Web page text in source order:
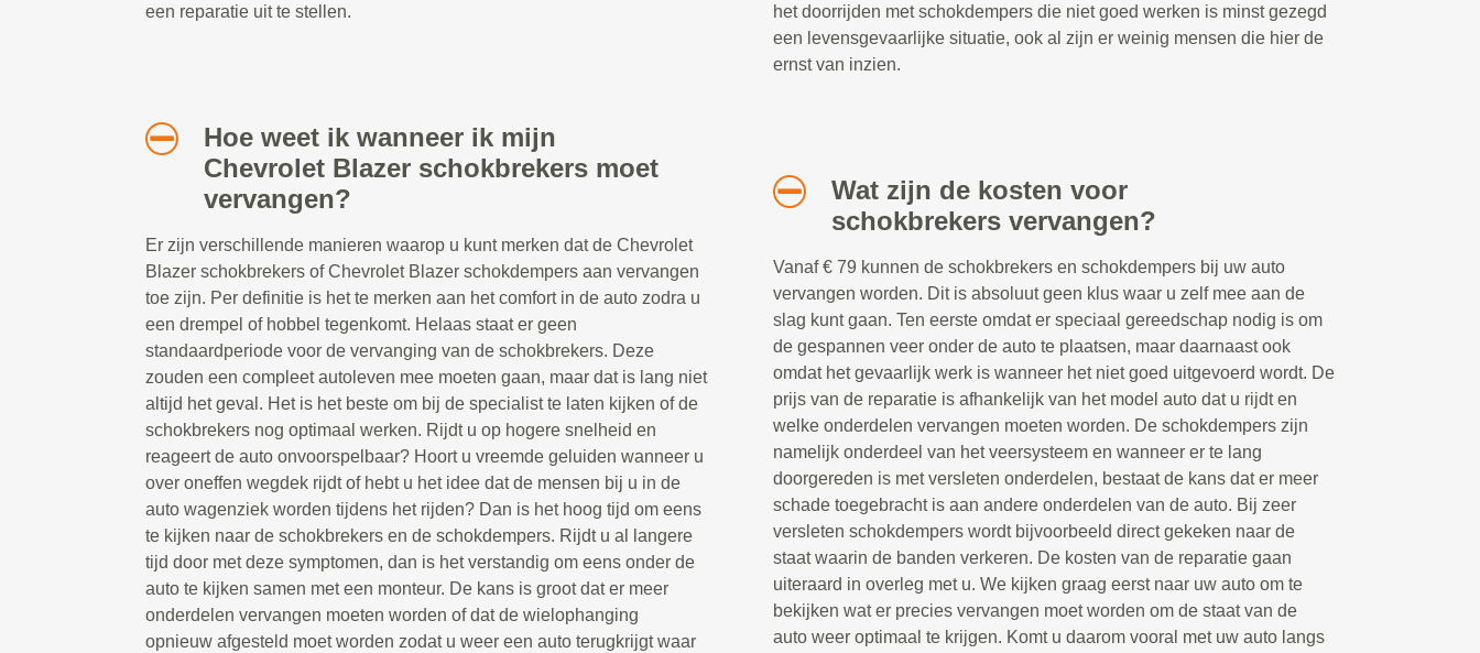
een reparatie uit te stellen.
Hoe weet ik wanneer ik mijn
Chevrolet Blazer schokbrekers moet
vervangen?
Er zijn verschillende manieren waarop u kunt merken dat de Chevrolet
Blazer schokbrekers of Chevrolet Blazer schokdempers aan vervangen
toe zijn. Per definitie is het te merken aan het comfort in de auto zodra u
een drempel of hobbel tegenkomt. Helaas staat er geen
standaardperiode voor de vervanging van de schokbrekers. Deze
zouden een compleet autoleven mee moeten gaan, maar dat is lang niet
altijd het geval. Het is het beste om bij de specialist te laten kijken of de
schokbrekers nog optimaal werken. Rijdt u op hogere snelheid en
reageert de auto onvoorspelbaar? Hoort u vreemde geluiden wanneer u
over oneffen wegdek rijdt of hebt u het idee dat de mensen bij u in de
auto wagenziek worden tijdens het rijden? Dan is het hoog tijd om eens
te kijken naar de schokbrekers en de schokdempers. Rijdt u al langere
tijd door met deze symptomen, dan is het verstandig om eens onder de
auto te kijken samen met een monteur. De kans is groot dat er meer
onderdelen vervangen moeten worden of dat de wielophanging
opnieuw afgesteld moet worden zodat u weer een auto terugkrijgt waar
het doorrijden met schokdempers die niet goed werken is minst gezegd
een levensgevaarlijke situatie, ook al zijn er weinig mensen die hier de
ernst van inzien.
Wat zijn de kosten voor
schokbrekers vervangen?
Vanaf € 79 kunnen de schokbrekers en schokdempers bij uw auto
vervangen worden. Dit is absoluut geen klus waar u zelf mee aan de
slag kunt gaan. Ten eerste omdat er speciaal gereedschap nodig is om
de gespannen veer onder de auto te plaatsen, maar daarnaast ook
omdat het gevaarlijk werk is wanneer het niet goed uitgevoerd wordt. De
prijs van de reparatie is afhankelijk van het model auto dat u rijdt en
welke onderdelen vervangen moeten worden. De schokdempers zijn
namelijk onderdeel van het veersysteem en wanneer er te lang
doorgereden is met versleten onderdelen, bestaat de kans dat er meer
schade toegebracht is aan andere onderdelen van de auto. Bij zeer
versleten schokdempers wordt bijvoorbeeld direct gekeken naar de
staat waarin de banden verkeren. De kosten van de reparatie gaan
uiteraard in overleg met u. We kijken graag eerst naar uw auto om te
bekijken wat er precies vervangen moet worden om de staat van de
auto weer optimaal te krijgen. Komt u daarom vooral met uw auto langs